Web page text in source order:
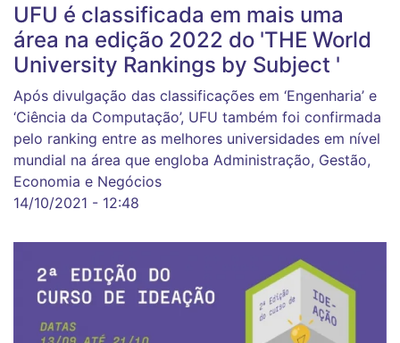
UFU é classificada em mais uma
área na edição 2022 do 'THE World
University Rankings by Subject '
Após divulgação das classificações em ‘Engenharia’ e
‘Ciência da Computação’, UFU também foi confirmada
pelo ranking entre as melhores universidades em nível
mundial na área que engloba Administração, Gestão,
Economia e Negócios
14/10/2021 - 12:48